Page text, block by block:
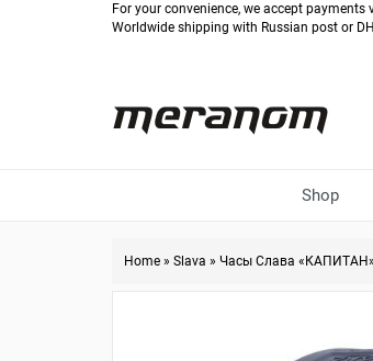
For your convenience, we accept payments
Worldwide shipping with Russian post or
Shop
Home » Slava » Часы Слава «КАПИТАН»